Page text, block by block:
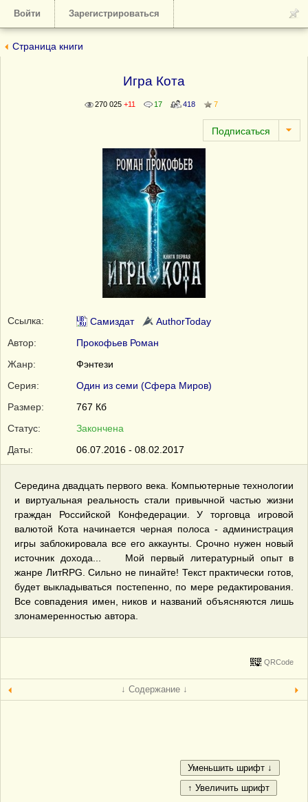
Войти Зарегистрироваться
Страница книги
Игра Кота
270 025 +11 17 418 7
Ссылка: Самиздат
AuthorToday
Автор:
Прокофьев Роман
Жанр:
Фэнтези
Серия:
Один из семи (Сфера Миров)
Размер:
767 Кб
Статус:
Закончена
Даты:
06.07.2016 - 08.02.2017
Середина двадцать первого века. Компьютерные технологии
и виртуальная реальность стали привычной частью жизни
граждан Российской Конфедерации. У торговца игровой
валютой Кота начинается черная полоса - администрация
игры заблокировала все его аккаунты. Срочно нужен новый
источник дохода... Мой первый литературный опыт в
жанре ЛитRPG. Сильно не пинайте! Текcт практически готов,
будет выкладываться постепенно, по мере редактирования.
Все совпадения имен, ников и названий объясняются лишь
злонамеренностью автора.
QRCode
↓ Содержание ↓